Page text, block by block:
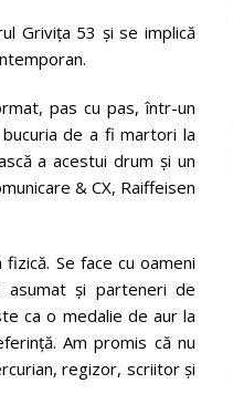
Grivița 53 și se implică
pas cu pas, într-un
de a fi martori la
a acestui drum și un
& CX, Raiffeisen
Se face cu oameni
asumat și parteneri de
ca o medalie de aur la
Am promis că nu
regizor, scriitor și